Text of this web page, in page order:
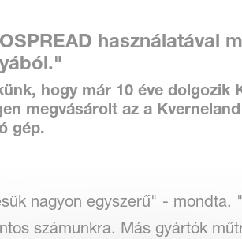
használatával
."
hogy már 10 éve dolgozik
megvásárolt az a
gép.
nagyon egyszerű" - mondta.
számunkra. Más gyártók